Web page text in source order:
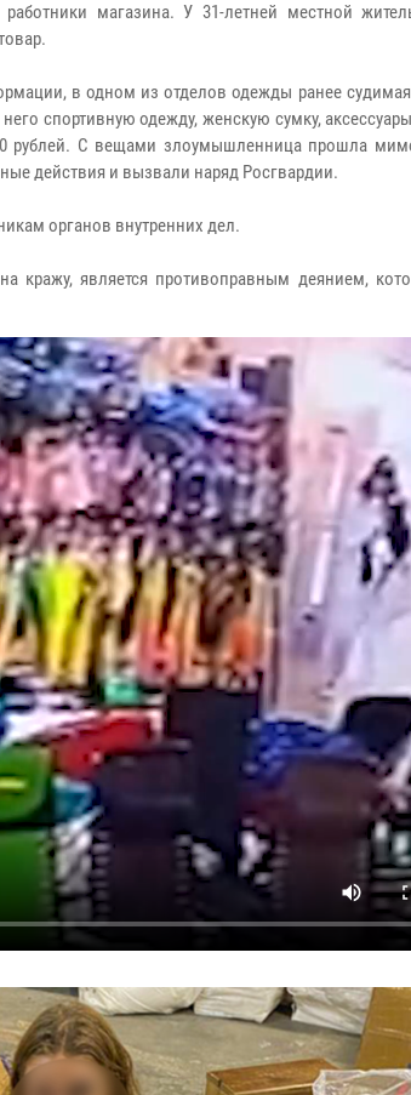
работники магазина. У 31-летней местной
в одном из отделов одежды ранее
спортивную одежду, женскую сумку,
рублей. С вещами злоумышленница прошла
действия и вызвали наряд Росгвардии.
органов внутренних дел.
кражу, является противоправным деянием,